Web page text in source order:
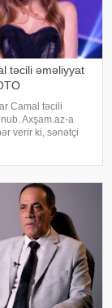
təcili əməliyyat
Camal təcili
Axşam.az-a
verir ki, sənətçi
"Bu gün